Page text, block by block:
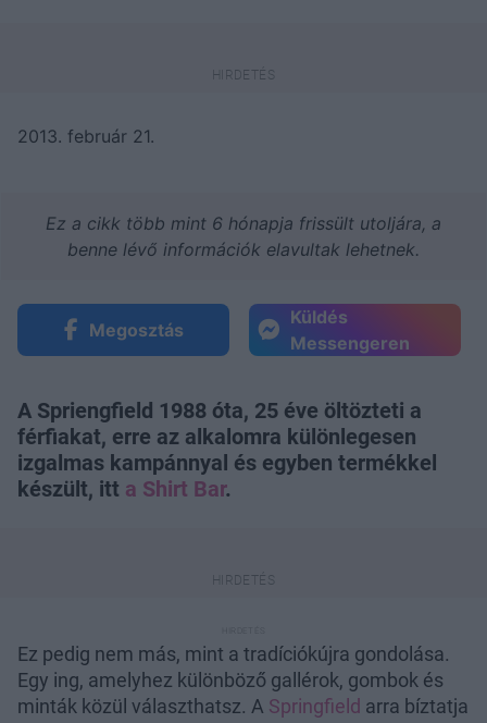
2013. február 21.
Ez a cikk több mint 6 hónapja frissült utoljára, a
benne lévő információk elavultak lehetnek.
Megosztás
Küldés
Messengeren
A Spriengfield 1988 óta, 25 éve öltözteti a
férfiakat, erre az alkalomra különlegesen
izgalmas kampánnyal és egyben termékkel
készült, itt a Shirt Bar.
Ez pedig nem más, mint a tradíciókújra gondolása.
Egy ing, amelyhez különböző gallérok, gombok és
minták közül választhatsz. A Springfield arra bíztatja